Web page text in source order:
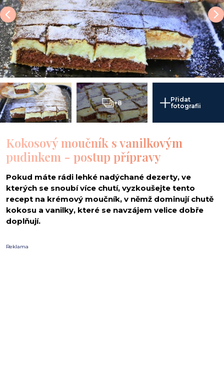
+8
Přidat
fotografii
Kokosový moučník s vanilkovým
pudinkem - postup přípravy
Pokud máte rádi lehké nadýchané dezerty, ve
kterých se snoubí více chutí, vyzkoušejte tento
recept na krémový moučník, v němž dominují chutě
kokosu a vanilky, které se navzájem velice dobře
doplňují.
Reklama